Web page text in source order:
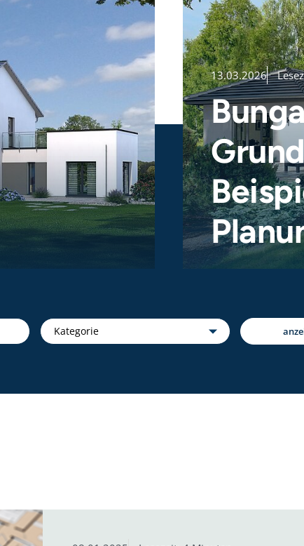
13.03.2026
Kategorie
Kategorie